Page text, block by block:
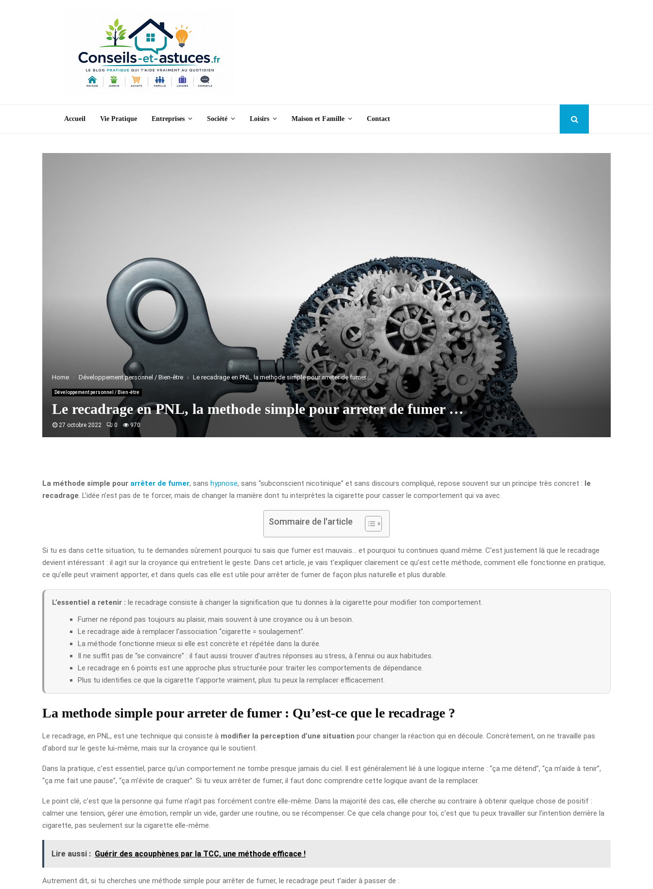
Accueil Vie Pratique Entreprises Société Loisirs Maison et Famille Contact
Home Développement personnel / Bien-être Le recadrage en PNL, la methode simple pour arreter de fumer …
Développement personnel / Bien-être
Le recadrage en PNL, la methode simple pour arreter de fumer …
27 octobre 2022 0 970
La méthode simple pour arrêter de fumer, sans hypnose, sans “subconscient nicotinique” et sans discours compliqué, repose souvent sur un principe très concret : le
recadrage . L’idée n’est pas de te forcer, mais de changer la manière dont tu interprètes la cigarette pour casser le comportement qui va avec.
Sommaire de l'article
Si tu es dans cette situation, tu te demandes sûrement pourquoi tu sais que fumer est mauvais… et pourquoi tu continues quand même. C’est justement là que le recadrage
devient intéressant : il agit sur la croyance qui entretient le geste. Dans cet article, je vais t’expliquer clairement ce qu’est cette méthode, comment elle fonctionne en pratique,
ce qu’elle peut vraiment apporter, et dans quels cas elle est utile pour arrêter de fumer de façon plus naturelle et plus durable.
L’essentiel a retenir : le recadrage consiste à changer la signification que tu donnes à la cigarette pour modifier ton comportement.
Fumer ne répond pas toujours au plaisir, mais souvent à une croyance ou à un besoin.
Le recadrage aide à remplacer l’association “cigarette = soulagement”.
La méthode fonctionne mieux si elle est concrète et répétée dans la durée.
Il ne suffit pas de “se convaincre” : il faut aussi trouver d’autres réponses au stress, à l’ennui ou aux habitudes.
Le recadrage en 6 points est une approche plus structurée pour traiter les comportements de dépendance.
Plus tu identifies ce que la cigarette t’apporte vraiment, plus tu peux la remplacer efficacement.
La methode simple pour arreter de fumer : Qu’est-ce que le recadrage ?
Le recadrage, en PNL, est une technique qui consiste à modifier la perception d’une situation pour changer la réaction qui en découle. Concrètement, on ne travaille pas
d’abord sur le geste lui-même, mais sur la croyance qui le soutient.
Dans la pratique, c’est essentiel, parce qu’un comportement ne tombe presque jamais du ciel. Il est généralement lié à une logique interne : “ça me détend”, “ça m’aide à tenir”,
“ça me fait une pause”, “ça m’évite de craquer”. Si tu veux arrêter de fumer, il faut donc comprendre cette logique avant de la remplacer.
Le point clé, c’est que la personne qui fume n’agit pas forcément contre elle-même. Dans la majorité des cas, elle cherche au contraire à obtenir quelque chose de positif :
calmer une tension, gérer une émotion, remplir un vide, garder une routine, ou se récompenser. Ce que cela change pour toi, c’est que tu peux travailler sur l’intention derrière la
cigarette, pas seulement sur la cigarette elle-même.
Lire aussi : Guérir des acouphènes par la TCC, une méthode efficace !
Autrement dit, si tu cherches une méthode simple pour arrêter de fumer, le recadrage peut t’aider à passer de :